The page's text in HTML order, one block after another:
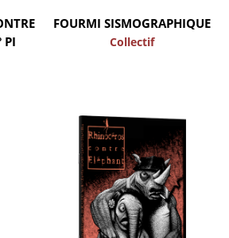
PI
FOURMI SISMOGRAPHIQUE
Collectif